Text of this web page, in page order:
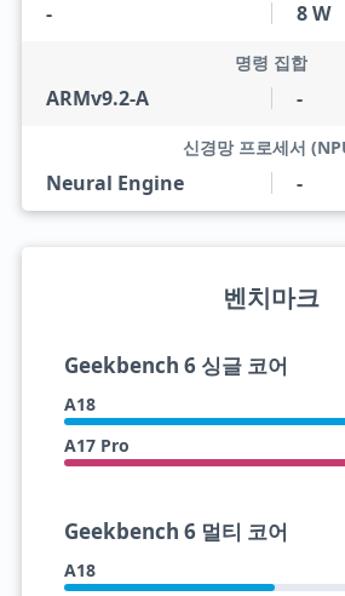
- 8 W
ARMv9.2-A
명령 집합
-
Neural Engine
신경망 프로세서
-
벤치마크
Geekbench 6 싱글 코어
A18
A17 Pro
Geekbench 6 멀티 코어
A18